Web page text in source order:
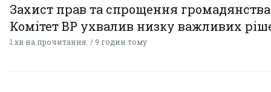
Захист прав та спрощення
Комітет ВР ухвалив низку важливих
1 хв на прочитання 9 годин тому